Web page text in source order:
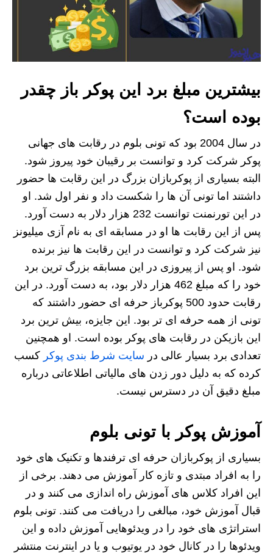
بیشترین مبلغ برد این پوکر باز چقدر
بوده است؟
در سال 2004 بود که تونی بلوم در رقابت های جهانی
پوکر شرکت کرد و توانست بر رقیبان خود پیروز شود.
البته بسیاری از پوکربازان بزرگ در این رقابت ها حضور
داشتند اما تونی آن ها را شکست داد و نفر اول شد. او
در این تورنمنت توانست 232 هزار دلار به دست آورد.
پس از این رقابت ها او در مسابقه ای به نام آزی میلیونز
نیز شرکت کرد و توانست در این رقابت ها نیز برنده
شود. او پس از پیروزی در این مسابقه بزرگ ترین برد
خود را که مبلغ 462 هزار دلار بود، به دست آورد. در این
رقابت حدود 500 پوکرباز حرفه ای حضور داشتند که
تونی از همه حرفه ای تر بود. این جایزه، بیش ترین برد
این بازیکن در رقابت های پوکر بوده است. او همچنین
تعدادی برد بسیار عالی در سایت شرط بندی پوکر کسب
کرده که به دلیل دور زدن های مالیاتی اطلاعاتی درباره
مبلغ دقیق آن در دسترس نیست.
آموزش پوکر با تونی بلوم
بسیاری از پوکربازان حرفه ای ترفندها و تکنیک های خود
را به افراد مبتدی و تازه کار آموزش می دهند. برخی از
این افراد کلاس های آموزش راه اندازی می کنند و در
قبال آموزش خود، مبالغی را دریافت می کنند. تونی بلوم
استراتژی های خود را در ویدئوهایی آموزش داده و این
ویدئوها را در کانال خود در یوتیوب و یا در اینترنت منتشر